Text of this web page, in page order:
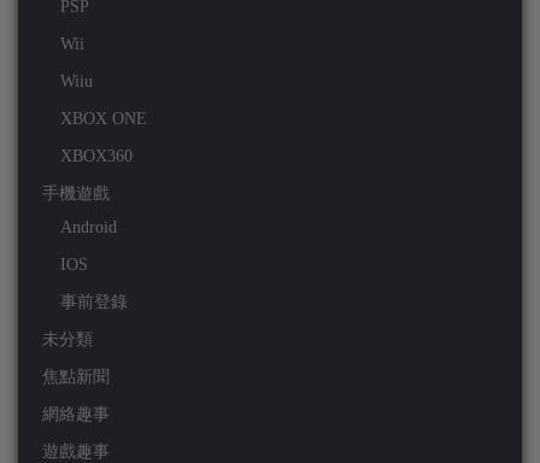
PSP
Wii
Wiiu
XBOX ONE
XBOX360
手機遊戲
Android
IOS
事前登錄
未分類
焦點新聞
網絡趣事
遊戲趣事